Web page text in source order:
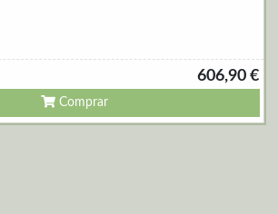
606,90 €
Comprar